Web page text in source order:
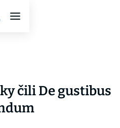
čili De gustibus